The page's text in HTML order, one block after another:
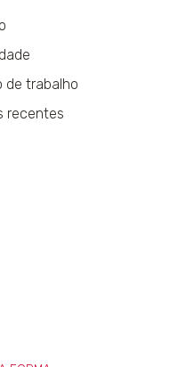
de trabalho
recentes